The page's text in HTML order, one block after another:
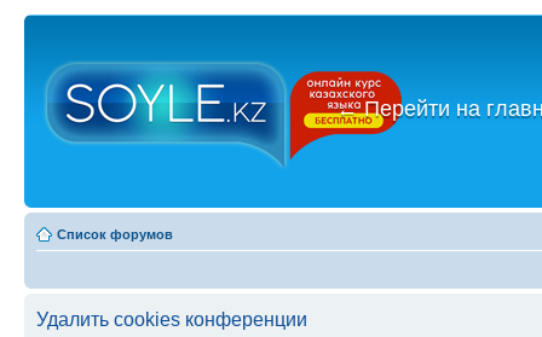
←Перейти на
Список форумов
Удалить cookies конференции